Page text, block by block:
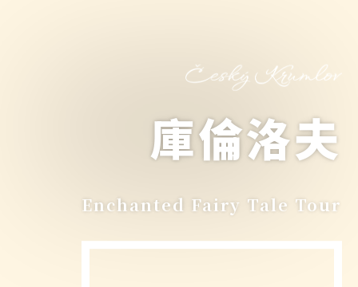
庫倫洛夫
Enchanted Fairy Tale Tour